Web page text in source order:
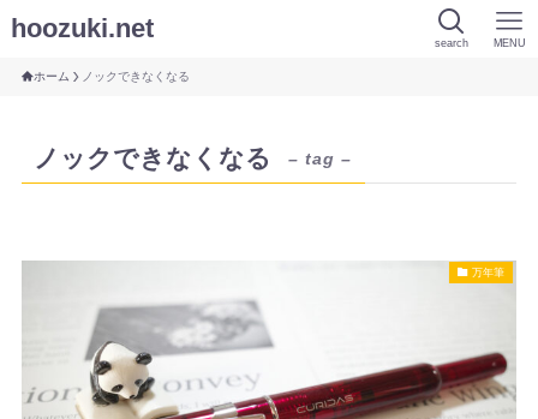
hoozuki.net search MENU
ホーム ノックできなくなる
ノックできなくなる – tag –
万年筆